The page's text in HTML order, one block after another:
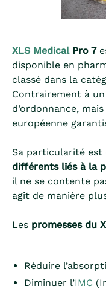
XLS MedicalPro 7
disponible en
classé dans la
Contrairement à
d’ordonnance,
européenne
Sa particularité est
différents liés à la
il ne se contente
agit de manière
Les promesses du
Réduire
Diminuer l’IMC